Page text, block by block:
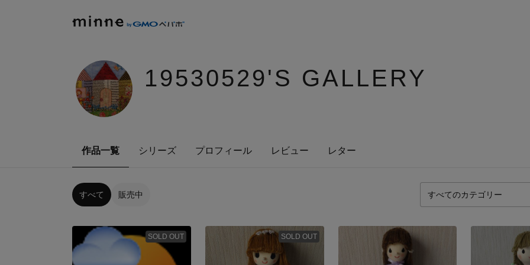
19530529'S GALLERY
作品一覧 シリーズ プロフィール レビュー レター
すべて 販売中
SOLD OUT SOLD OUT